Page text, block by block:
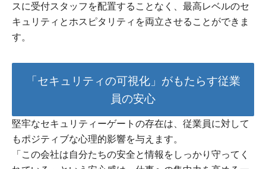
スに受付スタッフを配置することなく、最高レベルのセ
キュリティとホスピタリティを両立させることができま
す。
「セキュリティの可視化」がもたらす従業
員の安心
堅牢なセキュリティーゲートの存在は、従業員に対して
もポジティブな心理的影響を与えます。
「この会社は自分たちの安全と情報をしっかり守ってく